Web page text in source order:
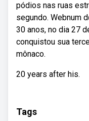
pódios nas ruas
segundo. Webnum
30 anos, no dia 27
conquistou sua
mônaco.
20 years after his.
Tags